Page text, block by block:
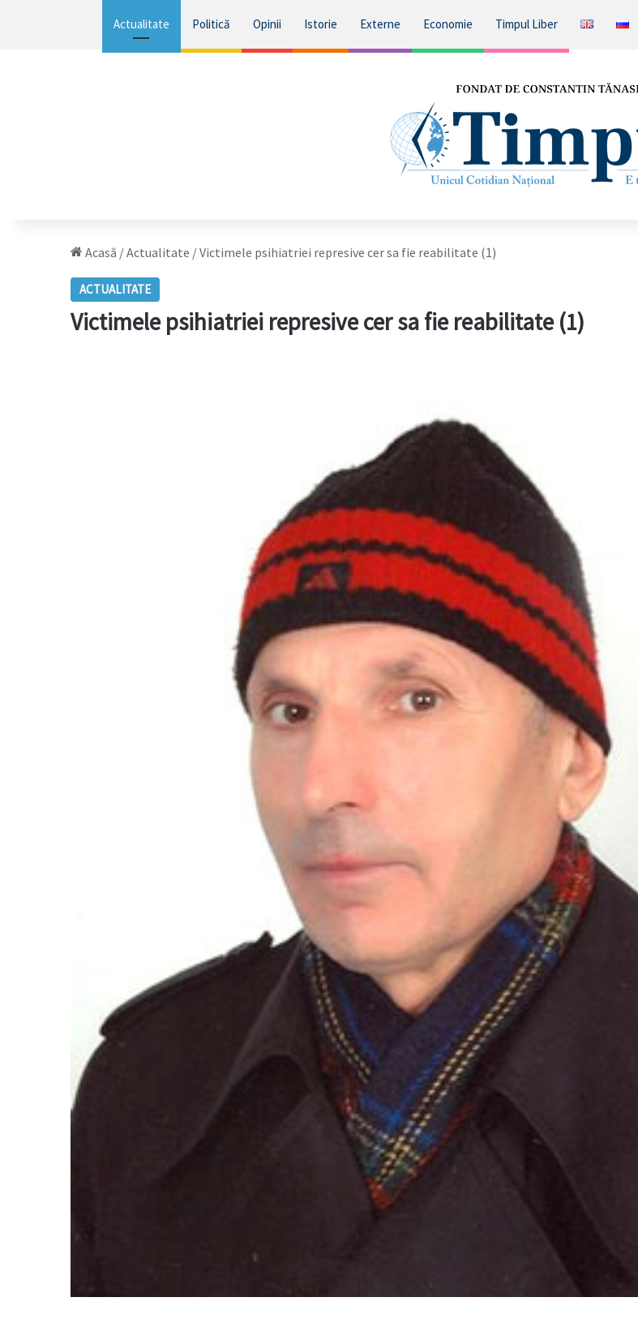
Actualitate Politică Opinii Istorie Externe Economie Timpul Liber
Acasă /Actualitate /Victimele psihiatriei represive cer sa fie reabilitate (1)
ACTUALITATE
Victimele psihiatriei represive cer sa fie reabilitate (1)